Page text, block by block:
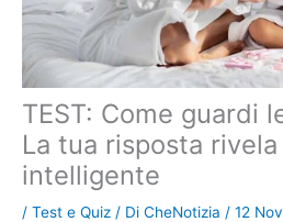
TEST: Come guardi
La tua risposta
intelligente
/ Test e Quiz / Di CheNotizia / 12